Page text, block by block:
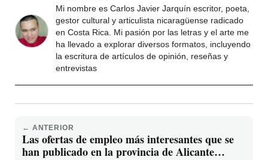
Mi nombre es Carlos Javier Jarquín escritor, poeta,
gestor cultural y articulista nicaragüense radicado
en Costa Rica. Mi pasión por las letras y el arte me
ha llevado a explorar diversos formatos, incluyendo
la escritura de artículos de opinión, reseñas y
entrevistas
← ANTERIOR
Las ofertas de empleo más interesantes que se
han publicado en la provincia de Alicante